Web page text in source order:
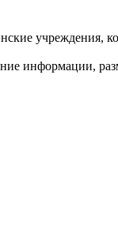
информации,